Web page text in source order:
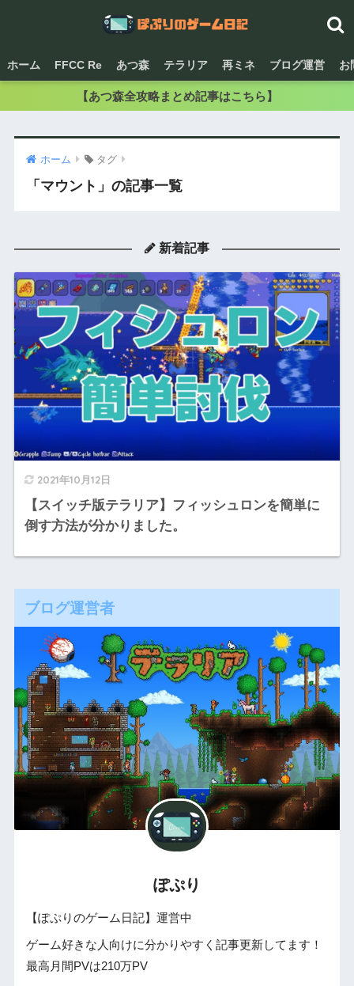
ホーム FFCC Re あつ森 テラリア 再ミネ ブログ運営 お
【あつ森全攻略まとめ記事はこちら】
ホーム タグ
「マウント」の記事一覧
新着記事
2021年10月12日
【スイッチ版テラリア】フィッシュロンを簡単に
倒す方法が分かりました。
ブログ運営者
ぽぷり
【ぽぷりのゲーム日記】運営中
ゲーム好きな人向けに分かりやすく記事更新してます！
最高月間PVは210万PV